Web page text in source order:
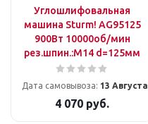
Углошлифовальная
машина Sturm! AG95125
900Вт 10000об/мин
рез.шпин.:M14 d=125мм
Дата самовывоза: 13 Августа
4 070 руб.